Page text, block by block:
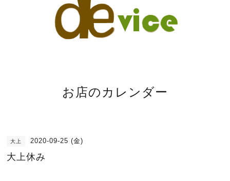
お店のカレンダー
大上 2020-09-25 (金)
大上休み